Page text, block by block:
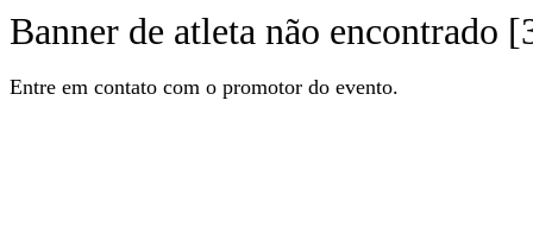
Banner de atleta não encontrado
Entre em contato com o promotor do evento.